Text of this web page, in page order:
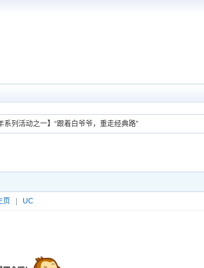
列活动之一】“跟着白爷爷，重走经典路”
页 UC